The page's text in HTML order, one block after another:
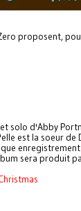
proposent,
solo d'Abby
est la soeur de
sera produit